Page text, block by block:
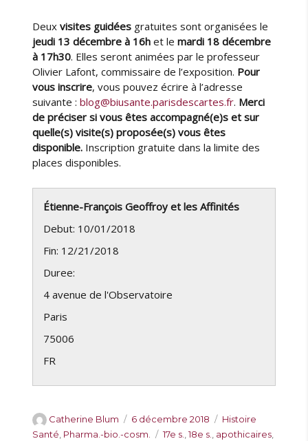
Deuxvisites guidées gratuites sont organisées le
jeudi 13 décembre à 16h et lemardi 18 décembre
à 17h30. Elles seront animées par le professeur
Olivier Lafont, commissaire de l’exposition. Pour
vous inscrire, vous pouvez écrire à l’adresse
suivante :blog@biusante.parisdescartes.fr. Merci
de préciser si vous êtes accompagné(e)s et sur
quelle(s) visite(s) proposée(s) vous êtes
disponible. Inscription gratuite dans la limite des
places disponibles.
Étienne-François Geoffroy et les Affinités
Debut: 10/01/2018
Fin: 12/21/2018
Duree:
4 avenue de l'Observatoire
Paris
75006
FR
A
u
Catherine Blum
P
u
6 décembre 2018
C
a
Histoire
Santé, Pharma.-bio.-cosm.
É
17e s.,18e s., apothicaires,